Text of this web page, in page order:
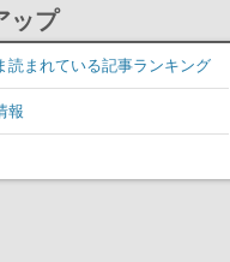
り配信
ップ
読まれている記事ランキング
報